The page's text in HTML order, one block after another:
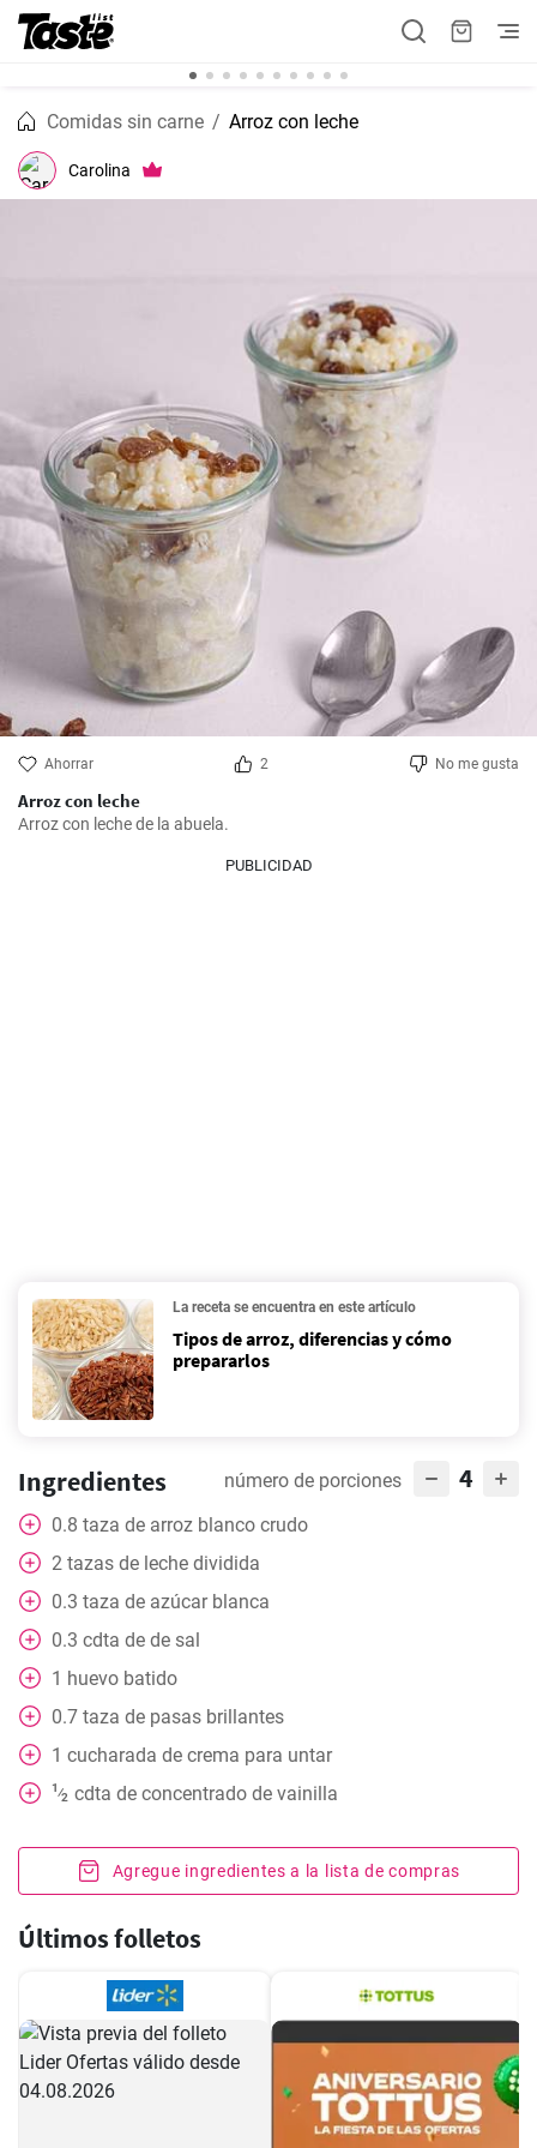
Comidas sin carne Arroz con leche
Carolina
Ahorrar 2 No me gusta
Arroz con leche
Arroz con leche de la abuela.
PUBLICIDAD
La receta se encuentra en este artículo
Tipos de arroz, diferencias y cómo
prepararlos
Ingredientes número de porciones 4
0.8 taza de arroz blanco crudo
2 tazas de leche dividida
0.3 taza de azúcar blanca
0.3 cdta de de sal
1 huevo batido
0.7 taza de pasas brillantes
1 cucharada de crema para untar
1⁄2 cdta de concentrado de vainilla
Agregue ingredientes a la lista de compras
Últimos folletos